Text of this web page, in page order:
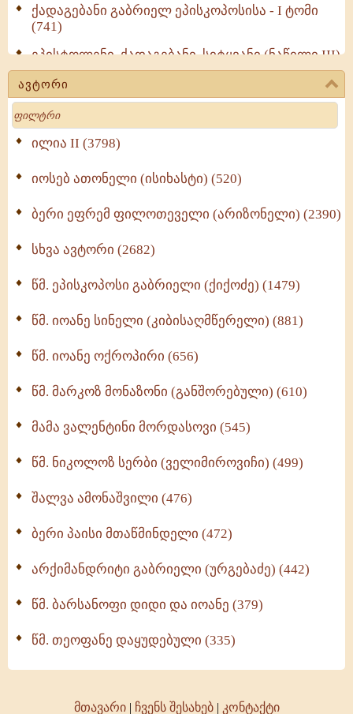
ქადაგებანი გაბრიელ ეპისკოპოსისა - I ტომი
(741)
ეპისტოლენი, ქადაგებანი, სიტყვანი (ნაწილი III)
(723)
მოძღვრის ძალზე სასარგებლო რჩევები
მრევლისათვის (545)
Wisdomge (514)
ქადაგებანი გაბრიელ ეპისკოპოსისა - II ტომი
სულიერი ცხოვრების სახელმძღვანელო -
ნაწილი II (369)
ავტორი
Search
ილია II (3798)
იოსებ ათონელი (ისიხასტი) (520)
ბერი ეფრემ ფილოთეველი (არიზონელი) (2390)
სხვა ავტორი (2682)
წმ. ეპისკოპოსი გაბრიელი (ქიქოძე) (1479)
წმ. იოანე სინელი (კიბისაღმწერელი) (881)
წმ. იოანე ოქროპირი (656)
წმ. მარკოზ მონაზონი (განშორებული) (610)
მამა ვალენტინი მორდასოვი (545)
წმ. ნიკოლოზ სერბი (ველიმიროვიჩი) (499)
შალვა ამონაშვილი (476)
ბერი პაისი მთაწმინდელი (472)
არქიმანდრიტი გაბრიელი (ურგებაძე) (442)
წმ. ბარსანოფი დიდი და იოანე (379)
წმ. თეოფანე დაყუდებული (335)
მთავარი| ჩვენს შესახებ| კონტაქტი